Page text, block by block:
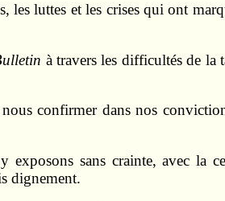
luttes et les crises qui ont
à travers les difficultés de la
confirmer dans nos
sans crainte, avec la
dignement.